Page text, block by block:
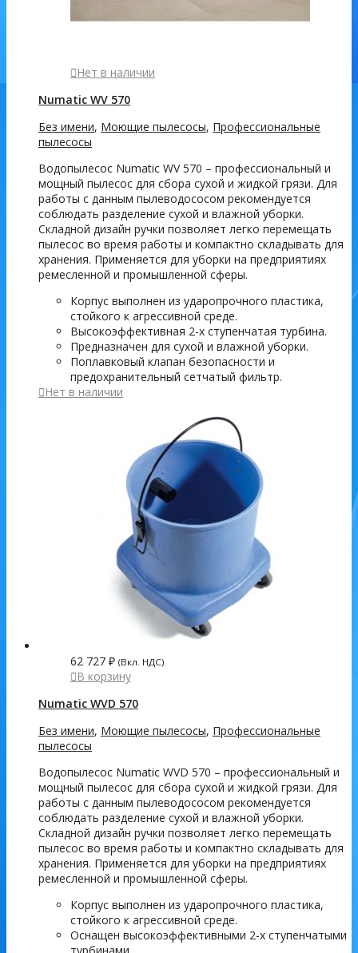
Нет в наличии
Numatic WV 570
Без имени, Моющие пылесосы, Профессиональные
пылесосы
Водопылесос Numatic WV 570 – профессиональный и
мощный пылесос для сбора сухой и жидкой грязи. Для
работы с данным пылеводососом рекомендуется
соблюдать разделение сухой и влажной уборки.
Складной дизайн ручки позволяет легко перемещать
пылесос во время работы и компактно складывать для
хранения. Применяется для уборки на предприятиях
ремесленной и промышленной сферы.
Корпус выполнен из ударопрочного пластика,
стойкого к агрессивной среде.
Высокоэффективная 2-х ступенчатая турбина.
Предназначен для сухой и влажной уборки.
Поплавковый клапан безопасности и
предохранительный сетчатый фильтр.
Нет в наличии
62 727 ₽ (Вкл. НДС)
В корзину
Numatic WVD 570
Без имени, Моющие пылесосы, Профессиональные
пылесосы
Водопылесос Numatic WVD 570 – профессиональный и
мощный пылесос для сбора сухой и жидкой грязи. Для
работы с данным пылеводососом рекомендуется
соблюдать разделение сухой и влажной уборки.
Складной дизайн ручки позволяет легко перемещать
пылесос во время работы и компактно складывать для
хранения. Применяется для уборки на предприятиях
ремесленной и промышленной сферы.
Корпус выполнен из ударопрочного пластика,
стойкого к агрессивной среде.
Оснащен высокоэффективными 2-х ступенчатыми
турбинами.